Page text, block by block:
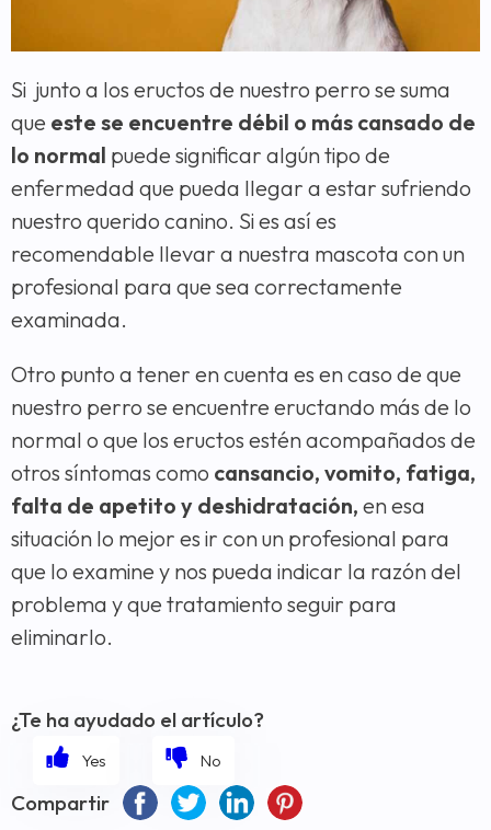
Si junto a los eructos de nuestro perro se suma
que este se encuentre débil o más cansado de
lo normal puede significar algún tipo de
enfermedad que pueda llegar a estar sufriendo
nuestro querido canino. Si es así es
recomendable llevar a nuestra mascota con un
profesional para que sea correctamente
examinada.
Otro punto a tener en cuenta es en caso de que
nuestro perro se encuentre eructando más de lo
normal o que los eructos estén acompañados de
otros síntomas como cansancio, vomito, fatiga,
falta de apetito y deshidratación, en esa
situación lo mejor es ir con un profesional para
que lo examine y nos pueda indicar la razón del
problema y que tratamiento seguir para
eliminarlo.
¿Te ha ayudado el artículo?
Compartir